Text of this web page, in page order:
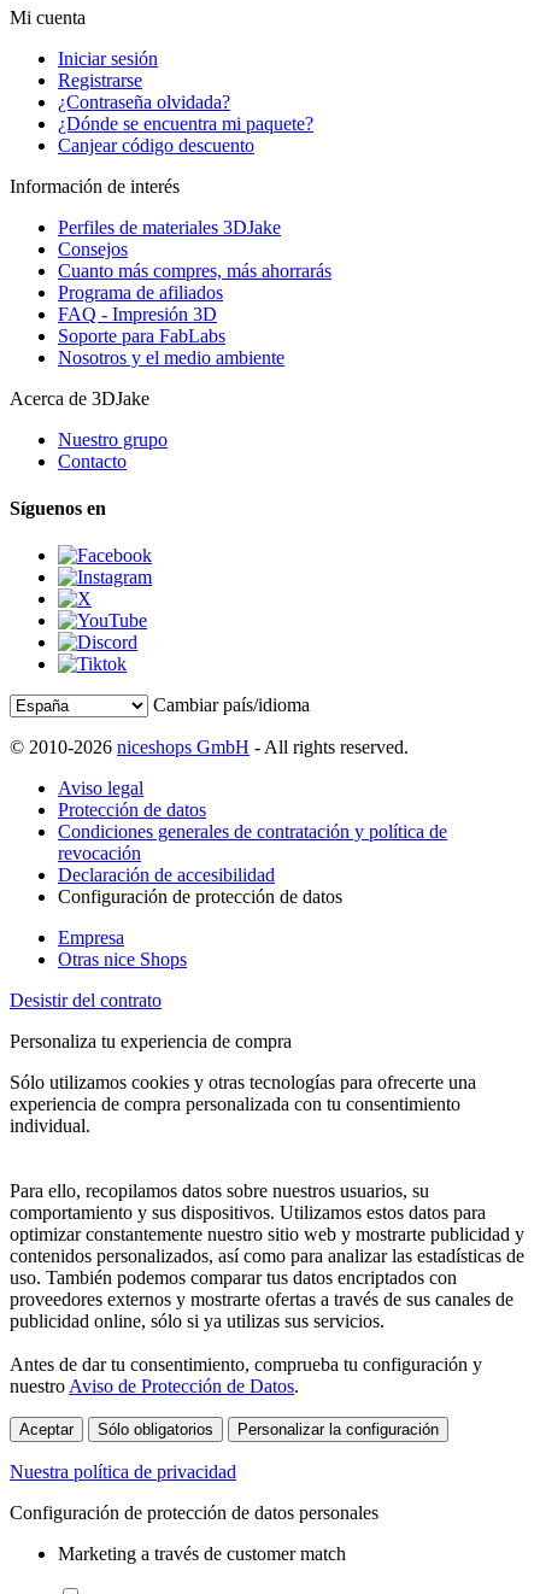
Mi cuenta
Iniciar sesión
Registrarse
¿Contraseña olvidada?
¿Dónde se encuentra mi paquete?
Canjear código descuento
Información de interés
Perfiles de materiales 3DJake
Consejos
Cuanto más compres, más ahorrarás
Programa de afiliados
FAQ - Impresión 3D
Soporte para FabLabs
Nosotros y el medio ambiente
Acerca de 3DJake
Nuestro grupo
Contacto
Síguenos en
Cambiar país/idioma
© 2010-2026 niceshops GmbH - All rights reserved.
Aviso legal
Protección de datos
Condiciones generales de contratación y política de
revocación
Declaración de accesibilidad
Configuración de protección de datos
Empresa
Otras nice Shops
Desistir del contrato
Personaliza tu experiencia de compra
Sólo utilizamos cookies y otras tecnologías para ofrecerte una
experiencia de compra personalizada con tu consentimiento
individual.
Para ello, recopilamos datos sobre nuestros usuarios, su
comportamiento y sus dispositivos. Utilizamos estos datos para
optimizar constantemente nuestro sitio web y mostrarte publicidad y
contenidos personalizados, así como para analizar las estadísticas de
uso. También podemos comparar tus datos encriptados con
proveedores externos y mostrarte ofertas a través de sus canales de
publicidad online, sólo si ya utilizas sus servicios.
Antes de dar tu consentimiento, comprueba tu configuración y
nuestro Aviso de Protección de Datos.
Aceptar Sólo obligatorios Personalizar la configuración
Nuestra política de privacidad
Configuración de protección de datos personales
Marketing a través de customer match